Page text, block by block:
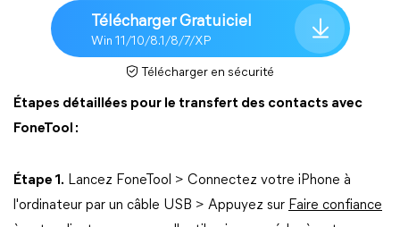
Télécharger Gratuiciel
Win 11/10/8.1/8/7/XP
Télécharger en sécurité
Étapes détaillées pour le transfert des contacts avec
FoneTool :
Étape 1. Lancez FoneTool > Connectez votre iPhone à
l'ordinateur par un câble USB > Appuyez sur Faire confiance